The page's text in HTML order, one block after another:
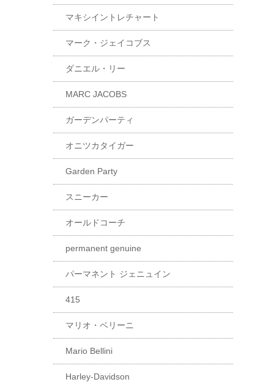
マキシイントレチャート
マーク・ジェイコブス
ダニエル・リー
MARC JACOBS
ガーデンパーティ
オニツカタイガー
Garden Party
スニーカー
オールドコーチ
permanent genuine
パーマネント ジェニュイン
415
マリオ・ベリーニ
Mario Bellini
Harley-Davidson